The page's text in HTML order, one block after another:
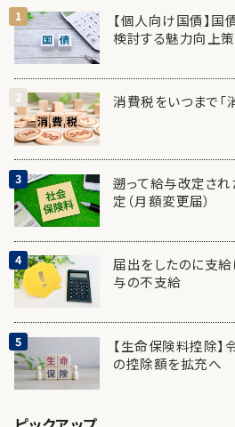
【個人向け国債】
検討する魅力向上
消費税をいつまで「
遡って給与改定さ
定（月額変更届）
届出をしたのに支
与の不支給
【生命保険料控除】
の控除額を拡充へ